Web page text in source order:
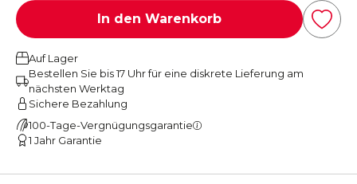
In den Warenkorb
Auf Lager
Bestellen Sie bis 17 Uhr für eine diskrete Lieferung am
nächsten Werktag
Sichere Bezahlung
100-Tage-Vergnügungsgarantie
1 Jahr Garantie